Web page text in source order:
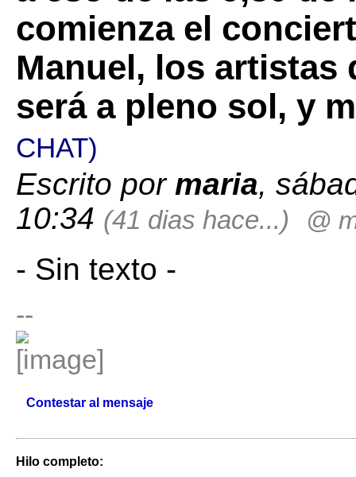
comienza el
Manuel, los artistas
será a pleno sol, y
CHAT)
Escrito por maria,
10:34 (41 dias hace...) @
- Sin texto -
--
Contestar al mensaje
Hilo completo: